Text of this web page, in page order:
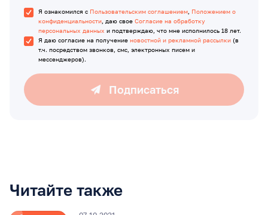
Я ознакомился с Пользовательским соглашением, Положением о
конфиденциальности, даю свое Согласие на обработку
персональных данных и подтверждаю, что мне исполнилось 18 лет.
Я даю согласие на получение новостной и рекламной рассылки (в
т.ч. посредством звонков, смс, электронных писем и
мессенджеров).
Подписаться
Читайте также